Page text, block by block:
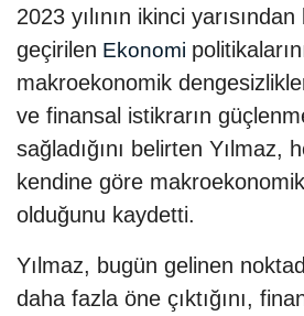
2023 yılının ikinci
geçirilen Ekonomi
makroekonomik
ve finansal istikrarın
sağladığını belirten Yılmaz,
kendine göre
olduğunu kaydetti.
Yılmaz, bugün gelinen
daha fazla öne çıktığını,